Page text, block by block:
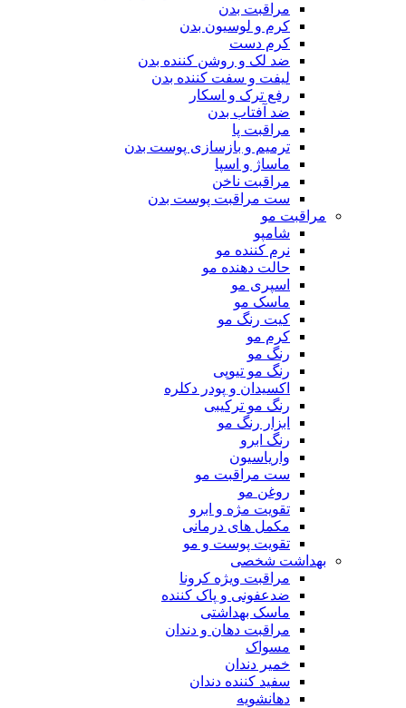
مراقبت بدن
کرم و لوسیون بدن
کرم دست
ضد لک و روشن کننده بدن
لیفت و سفت کننده بدن
رفع ترک و اسکار
ضد آفتاب بدن
مراقبت پا
ترمیم و بازسازی پوست بدن
ماساژ و اسپا
مراقبت ناخن
ست مراقبت پوست بدن
مراقبت مو
شامپو
نرم کننده مو
حالت دهنده مو
اسپری مو
ماسک مو
کیت رنگ مو
کرم مو
رنگ مو
رنگ مو تیوپی
اکسیدان و پودر دکلره
رنگ مو ترکیبی
ابزار رنگ مو
رنگ ابرو
واریاسیون
ست مراقبت مو
روغن مو
تقویت مژه و ابرو
مکمل های درمانی
تقویت پوست و مو
بهداشت شخصی
مراقبت ویژه کرونا
ضدعفونی و پاک کننده
ماسک بهداشتی
مراقبت دهان و دندان
مسواک
خمیر دندان
سفید کننده دندان
دهانشویه